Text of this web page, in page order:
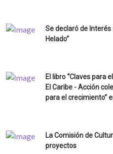
Se declaró de
Helado”
El libro “Claves para
El Caribe - Acción
para el crecimiento”
La Comisión de
proyectos